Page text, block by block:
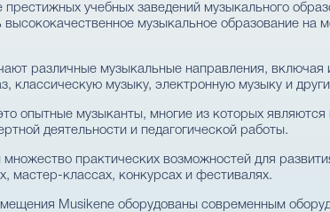
учебных заведений музыкального
музыкальное образование на
различные музыкальные направления, включая
классическую музыку, электронную музыку и
опытные музыканты, многие из которых
деятельности и педагогической работы.
практических возможностей для
мастер-классах, конкурсах и фестивалях.
Musikene оборудованы современным